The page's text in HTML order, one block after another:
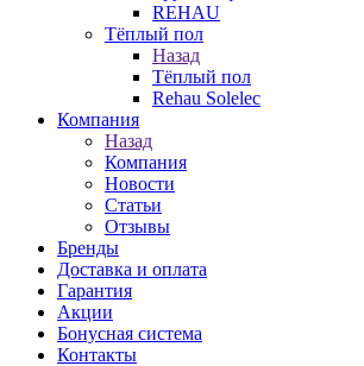
REHAU
Тёплый пол
Назад
Тёплый пол
Rehau Solelec
Компания
Назад
Компания
Новости
Статьи
Отзывы
Бренды
Доставка и оплата
Гарантия
Акции
Бонусная система
Контакты